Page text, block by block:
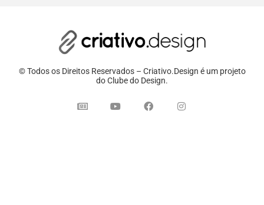
© Todos os Direitos Reservados – Criativo.Design é um projeto
do Clube do Design.